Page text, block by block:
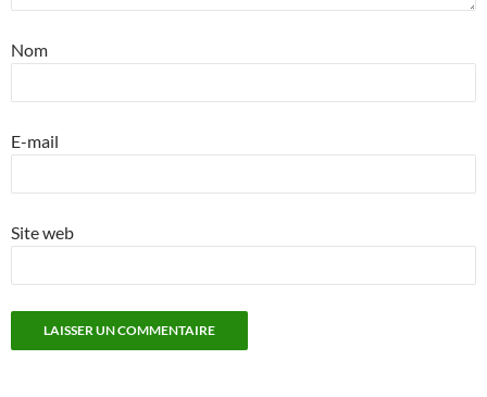
Nom
E-mail
Site web